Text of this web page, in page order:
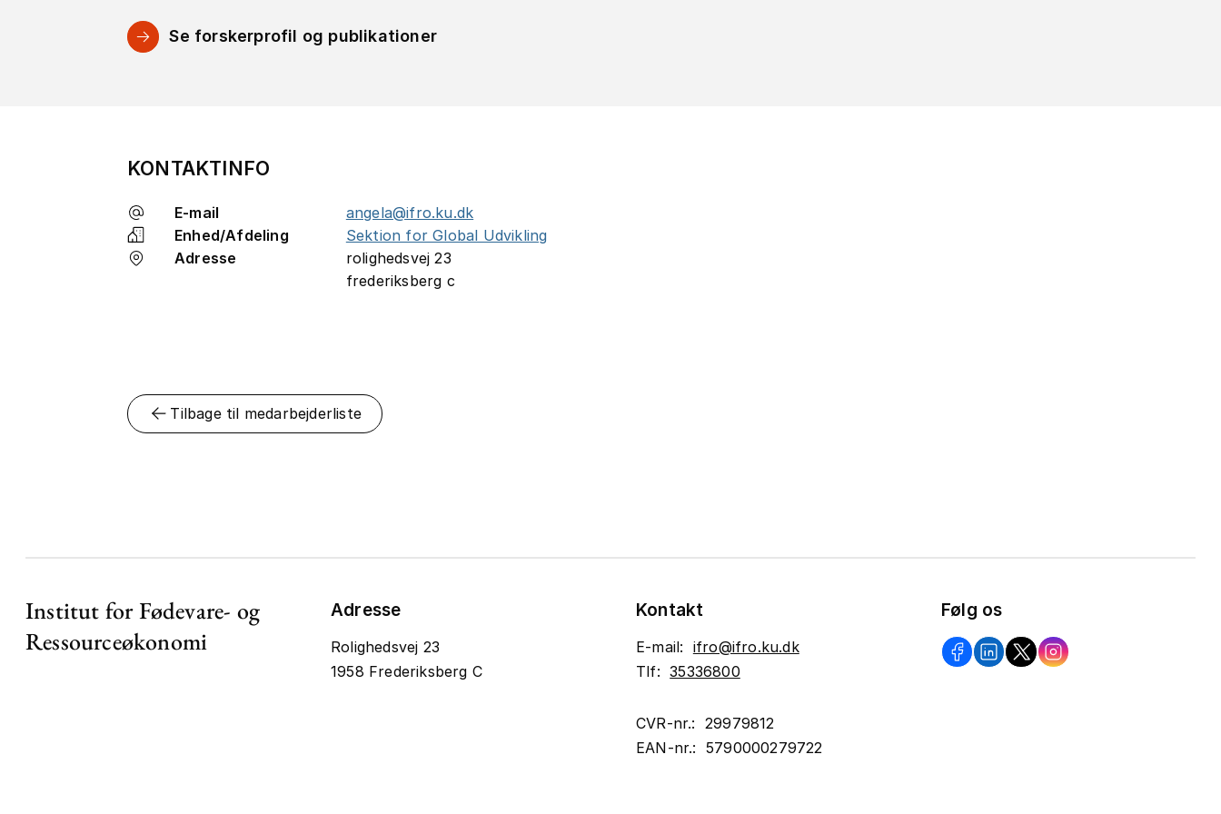
Se forskerprofil og publikationer
KONTAKTINFO
E-mail
angela@ifro.ku.dk
Enhed/Afdeling
Sektion for Global Udvikling
Adresse
rolighedsvej 23
frederiksberg c
Tilbage til medarbejderliste
Institut for Fødevare- og
Ressourceøkonomi
Adresse
Rolighedsvej 23
1958 Frederiksberg C
Kontakt
E-mail: ifro@ifro.ku.dk
Tlf:35336800
CVR-nr.: 29979812
EAN-nr.: 5790000279722
Følg os